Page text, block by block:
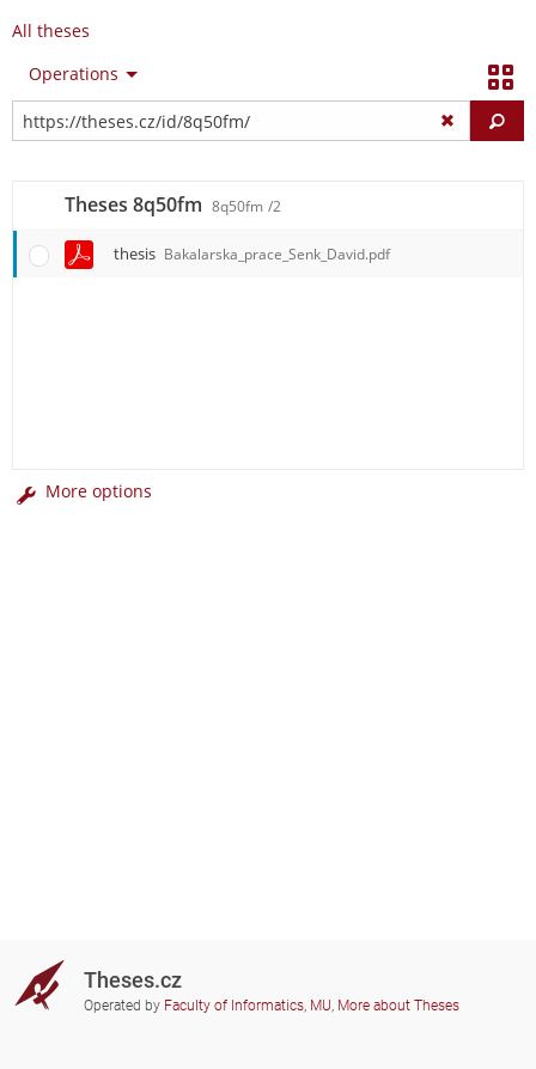
All theses
Operations
Theses 8q50fm 8q50fm /2
thesis Bakalarska_prace_Senk_David.pdf
More options
Theses.cz
Operated by Faculty of Informatics, MU, More about Theses